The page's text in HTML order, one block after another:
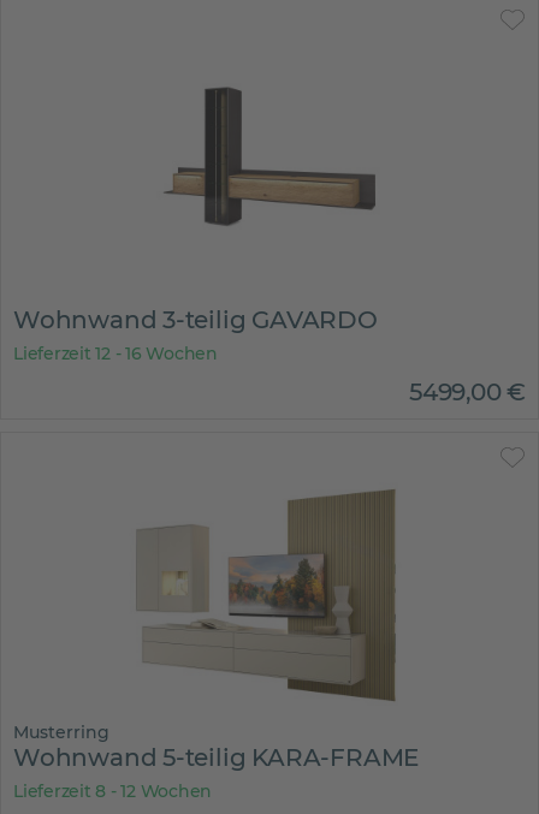
Wohnwand 3-teilig GAVARDO
Lieferzeit 12 - 16 Wochen
5499,00€
Musterring
Wohnwand 5-teilig KARA-FRAME
Lieferzeit 8 - 12 Wochen